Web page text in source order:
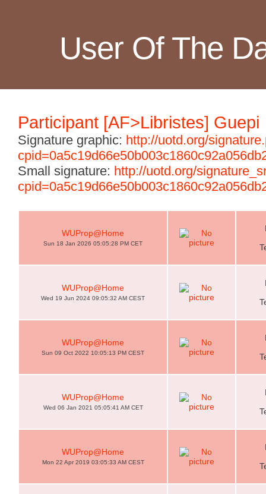
User Of The
Participant [AF>Libristes] Guepi
Signature graphic: http://uotd.org/
Small signature: http://uotd.org/
WUProp@Home
Sun 18 Jan 2026 05:05:28 PM CET
WUProp@Home
Wed 19 Jun 2024 09:05:32 AM CEST
WUProp@Home
Sun 09 Oct 2022 10:05:13 PM CEST
WUProp@Home
Wed 06 Jan 2021 05:05:41 AM CET
WUProp@Home
Mon 22 Apr 2019 03:05:33 AM CEST